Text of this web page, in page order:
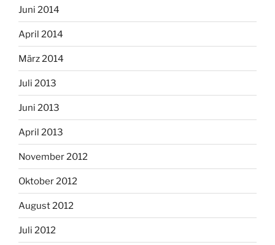
Juni 2014
April 2014
März 2014
Juli 2013
Juni 2013
April 2013
November 2012
Oktober 2012
August 2012
Juli 2012